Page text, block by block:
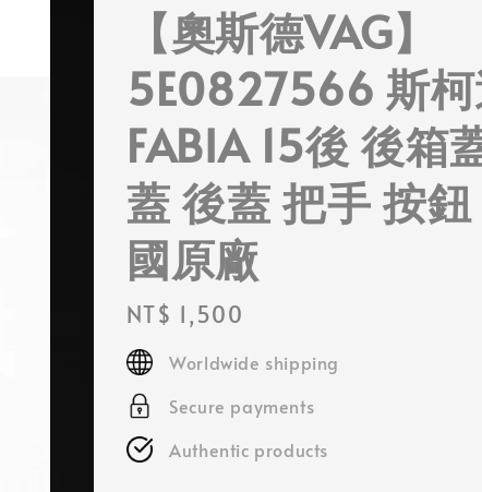
【奧斯德VAG】
5E0827566 斯
FABIA 15後 後箱
蓋 後蓋 把手 按
國原廠
Regular
price
NT$ 1,500
Worldwide shipping
Secure payments
Authentic products